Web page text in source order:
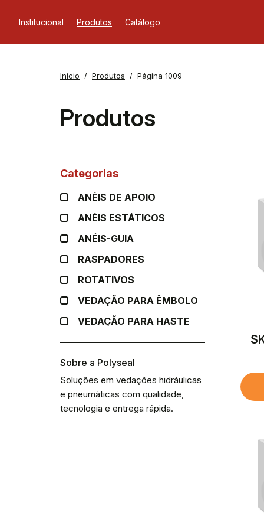
Institucional Produtos Catálogo
Início Produtos Página 1009
Produtos
Categorias
ANÉIS DE APOIO
ANÉIS ESTÁTICOS
ANÉIS-GUIA
RASPADORES
ROTATIVOS
VEDAÇÃO PARA ÊMBOLO
VEDAÇÃO PARA HASTE
Sobre a Polyseal
Soluções em vedações hidráulicas
e pneumáticas com qualidade,
tecnologia e entrega rápida.